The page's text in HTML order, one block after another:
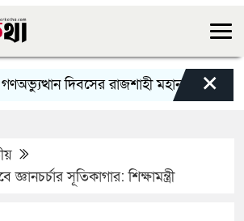
দিবসের রাজশাহী মহানগর বিএনপির
×
সূতিকাগার: শিক্ষামন্ত্রী